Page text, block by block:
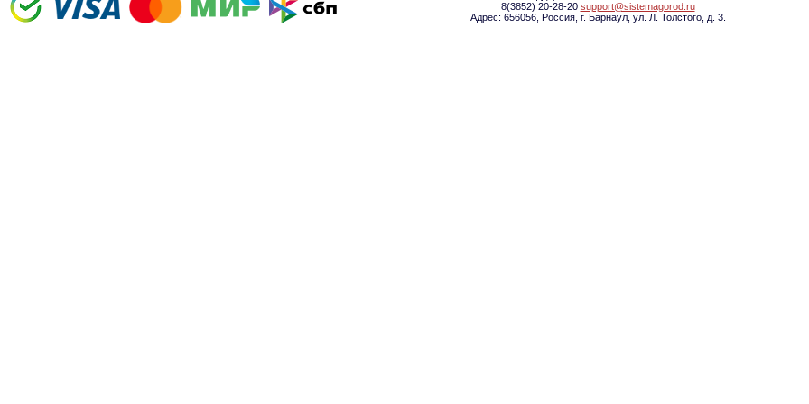
8(3852) 20-28-20 support@sistemagorod.ru
Адрес: 656056, Россия, г. Барнаул, ул. Л. Толстого, д. 3.